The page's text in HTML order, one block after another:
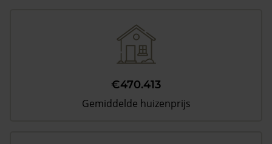
€470.413
Gemiddelde huizenprijs